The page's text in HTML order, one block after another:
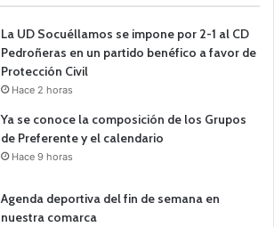
La UD Socuéllamos se impone por 2-1 al CD
Pedroñeras en un partido benéfico a favor de
Protección Civil
Hace 2 horas
Ya se conoce la composición de los Grupos
de Preferente y el calendario
Hace 9 horas
Agenda deportiva del fin de semana en
nuestra comarca